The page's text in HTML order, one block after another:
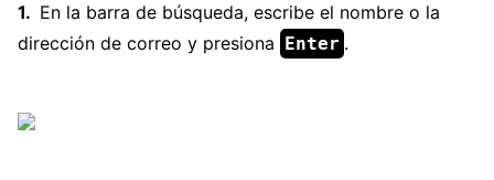
En la barra de búsqueda, escribe el nombre o la
dirección de correo y presiona Enter .